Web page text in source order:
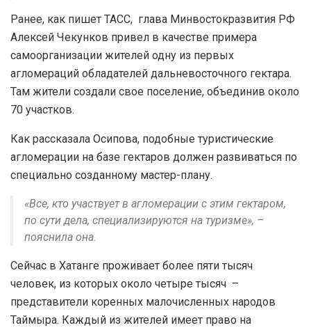
Ранее, как пишет ТАСС, глава Минвостокразвития РФ
Алексей Чекунков привел в качестве примера
самоорганизации жителей одну из первых
агломераций обладателей дальневосточного гектара.
Там жители создали свое поселение, объединив около
70 участков.
Как рассказала Осипова, подобные туристические
агломерации на базе гектаров должен развиваться по
специально созданному мастер-плану.
«Все, кто участвует в агломерации с этим гектаром,
по сути дела, специализируются на туризме», –
пояснила она.
Сейчас в Хатанге проживает более пяти тысяч
человек, из которых около четыре тысяч –
представители коренных малочисленных народов
Таймыра. Каждый из жителей имеет право на